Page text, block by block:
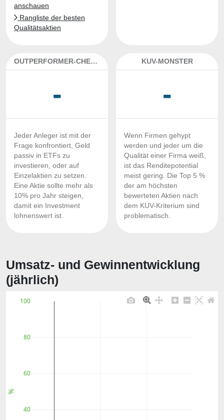
anschauen
Rangliste der besten
Qualitätsaktien
OUTPERFORMER-CHECK
-
Jeder Anleger ist mit der
Frage konfrontiert, Geld
passiv in ETFs zu
investieren, oder auf
Einzelaktien zu setzen.
Eine Aktie sollte mehr als
10% pro Jahr steigen,
damit ein Investment
lohnenswert ist.
KUV-MONSTER
-
Wenn Firmen gehypt
werden und jeder um die
Qualität einer Firma weiß,
ist das Renditepotential
meist gering. Die Top 5 %
der am höchsten
bewerteten Aktien nach
dem KUV-Kriterium sind
problematisch.
Umsatz- und Gewinnentwicklung
(jährlich)
40
60
80
100
%